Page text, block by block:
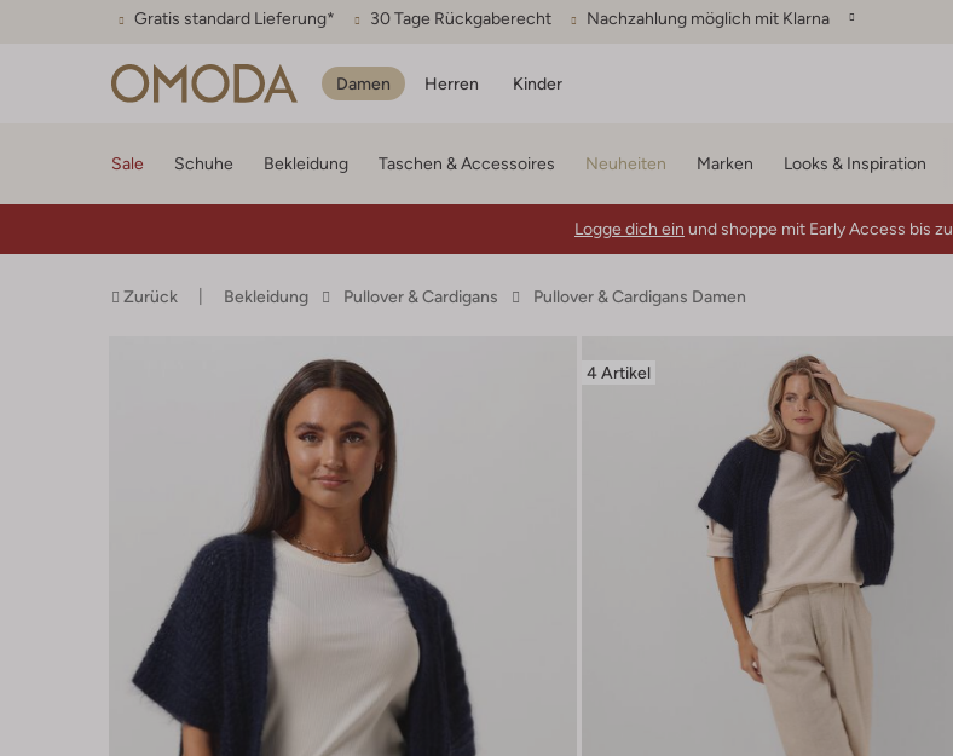
Gratis standard Lieferung* 30 Tage Rückgaberecht Nachzahlung möglich mit Klarna
Damen Herren Kinder
Sale Schuhe Bekleidung Taschen & Accessoires Neuheiten Marken Looks & Inspiration
Logge dich ein und shoppe mit Early Access bis zu
Zurück Bekleidung Pullover & Cardigans Pullover & Cardigans Damen
4 Artikel